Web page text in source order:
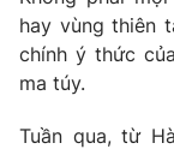
hay vùng thiên
chính ý thức
ma túy.
Tuần qua, từ